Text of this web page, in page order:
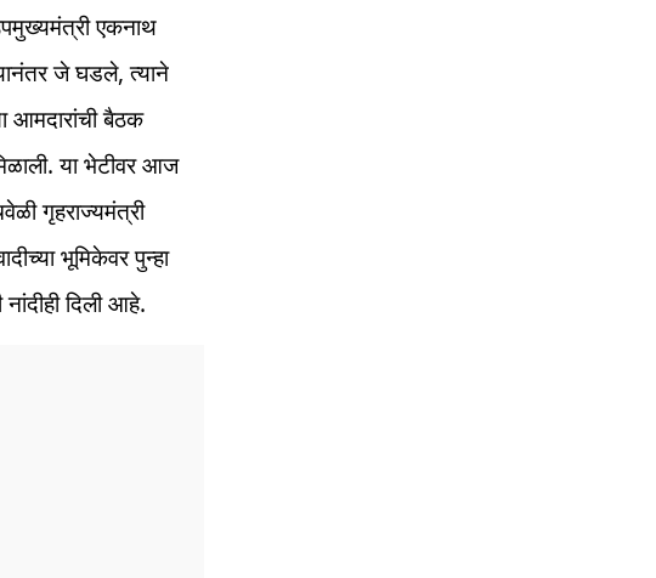
एकनाथ
जे घडले, त्याने
आमदारांची बैठक
या भेटीवर आज
गृहराज्यमंत्री
भूमिकेवर पुन्हा
दिली आहे.